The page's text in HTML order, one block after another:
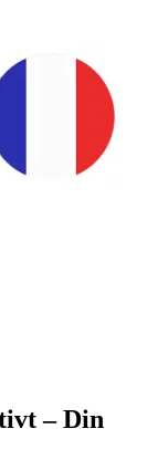
– Din